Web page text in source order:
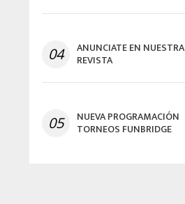
04 ANUNCIATE EN NUESTRA
REVISTA
05 NUEVA PROGRAMACIÓN
TORNEOS FUNBRIDGE